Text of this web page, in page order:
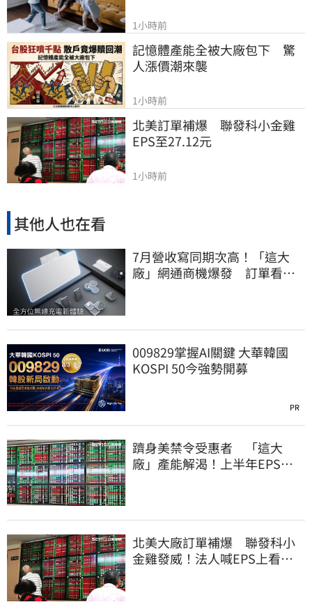
1小時前
記憶體產能全被大廠包下　驚
人漲價潮來襲
1小時前
北美訂單補爆　聯發科小金雞
EPS至27.12元
1小時前
其他人也在看
7月營收寫同期次高！「這大
廠」網通商機爆發 訂單看到
009829掌握AI關鍵 大華韓國
KOSPI 50今強勢開募
PR
躋身美禁令受惠者 「這大
廠」產能解渴！上半年EPS衝
北美大廠訂單補爆 聯發科小
金雞發威！法人喊EPS上看